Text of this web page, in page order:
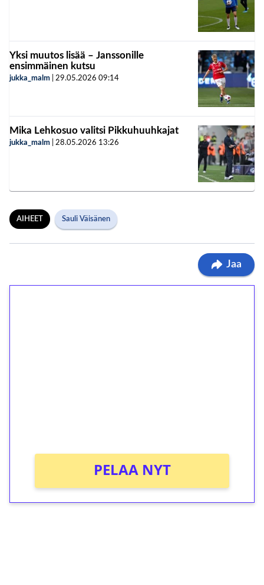
Yksi muutos lisää – Janssonille
ensimmäinen kutsu
jukka_malm 29.05.2026 09:14
Mika Lehkosuo valitsi Pikkuhuuhkajat
jukka_malm 28.05.2026 13:26
AIHEET Sauli Väisänen
Jaa
PELAA NYT